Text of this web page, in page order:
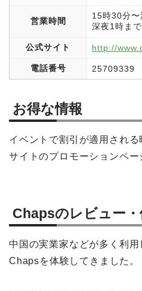
営業時間
15時30分
深夜1時ま
公式サイト http://
電話番号 25709339
お得な情報
イベントで割引が適用され
サイトのプロモーションペー
Chapsのレビュー
中国の実業家などが多く利
Chapsを体験してきました。